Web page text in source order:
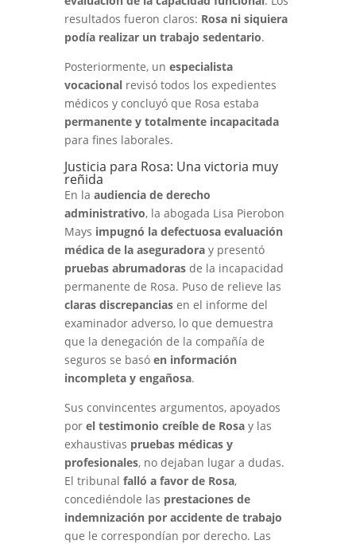
resultados fueron claros: Rosa ni siquiera
podía realizar un trabajo sedentario.
Posteriormente, un especialista
vocacionalrevisó todos los expedientes
médicos y concluyó que Rosa estaba
permanente y totalmente incapacitada
para fines laborales.
Justicia para Rosa: Una victoria muy
reñida
En la audiencia de derecho
administrativo, la abogada Lisa Pierobon
Mays impugnó la defectuosa evaluación
médica de la aseguradoray presentó
pruebas abrumadorasde la incapacidad
permanente de Rosa. Puso de relieve las
claras discrepanciasen el informe del
examinador adverso, lo que demuestra
que la denegación de la compañía de
seguros se basó en información
incompleta y engañosa.
Sus convincentes argumentos, apoyados
por el testimonio creíble de Rosay las
exhaustivas pruebas médicas y
profesionales, no dejaban lugar a dudas.
El tribunal falló a favor de Rosa,
concediéndole las prestaciones de
indemnización por accidente de trabajo
que le correspondían por derecho. Las